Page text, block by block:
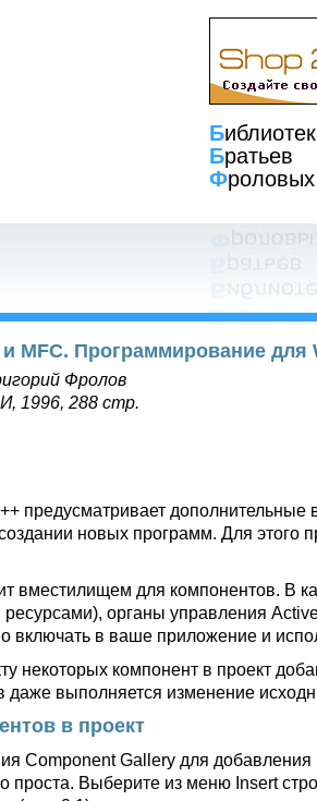
Б
Братьев
Фроловых
MFC. Программирование для
Фролов
1996, 288 стр.
предусматривает дополнительные
новых программ. Для этого
вместилищем для компонентов. В
органы управления
включать в ваше приложение и
некоторых компонент в проект
даже выполняется изменение
в проект
Component Gallery для
проста. Выберите из меню Insert